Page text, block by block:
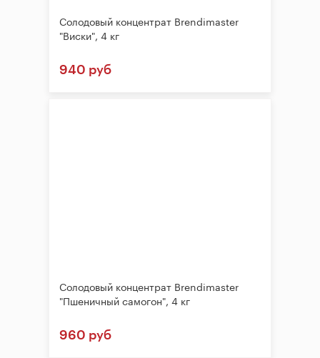
Солодовый концентрат Brendimaster
"Виски", 4 кг
940 руб
Солодовый концентрат Brendimaster
"Пшеничный самогон", 4 кг
960 руб